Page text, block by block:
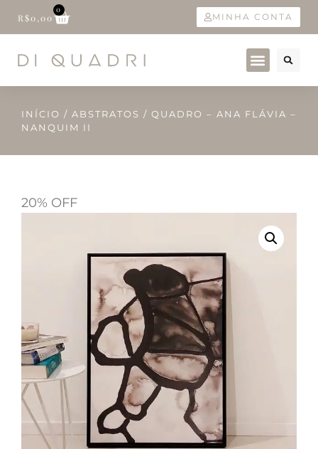
R$0,00
0
MINHA CONTA
INÍCIO / ABSTRATOS / QUADRO – ANA FLÁVIA –
NANQUIM II
20% OFF